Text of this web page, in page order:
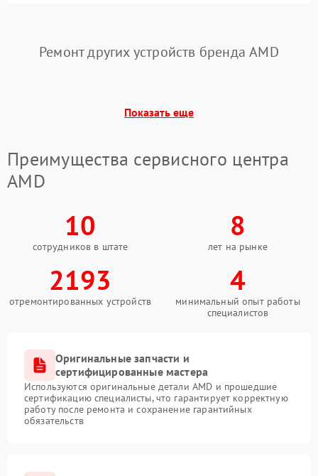
Общие поломки
Программные сбои
Режим работы
ПО/Микропрограмма
Ремонт других устройств бренда AMD
Показать еще
Преимущества сервисного центра
AMD
10
сотрудников в штате
8
лет на рынке
2193
отремонтированных устройств
4
минимальный опыт работы
специалистов
Оригинальные запчасти и
сертифицированные мастера
Используются оригинальные детали AMD и прошедшие
сертификацию специалисты, что гарантирует корректную
работу после ремонта и сохранение гарантийных
обязательств